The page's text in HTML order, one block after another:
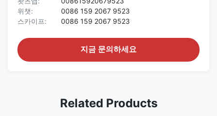
위챗:
0086 159 2067 9523
스카이프:
0086 159 2067 9523
지금 문의하세요
Related Products